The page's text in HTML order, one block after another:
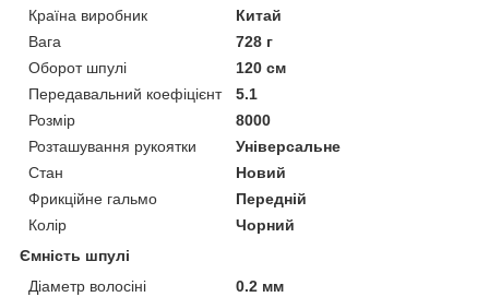
Країна виробник
Китай
Вага
728 г
Оборот шпулі
120 см
Передавальний коефіцієнт
5.1
Розмір
8000
Розташування рукоятки
Універсальне
Стан
Новий
Фрикційне гальмо
Передній
Колір
Чорний
Ємність шпулі
Діаметр волосіні
0.2 мм